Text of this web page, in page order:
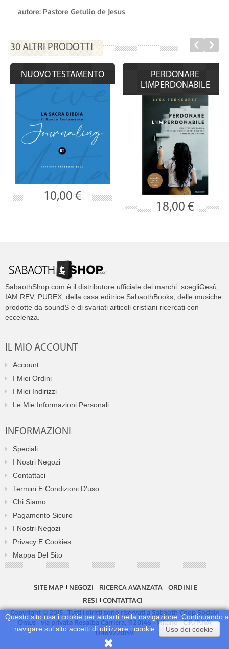
Questo sito usa i cookie per aiutarti nella navigazione. Continuando a
navigare sul sito accetti di utilizzare i cookie.
Uso dei cookie
autore: Pastore Getulio de Jesus
30 ALTRI PRODOTTI
NUOVO TESTAMENTO
10,00 €
PERDONARE
L'IMPERDONABILE
18,00 €
SabaothShop.com è il distributore ufficiale dei marchi: scegliGesù,
IAM REV, PUREX, della casa editrice SabaothBooks, delle musiche
prodotte da soundS e di svariati articoli cristiani ricercati con
eccelenza.
IL MIO ACCOUNT
Account
I Miei Ordini
I Miei Indirizzi
Le Mie Informazioni Personali
INFORMAZIONI
Speciali
I Nostri Negozi
Contattaci
Termini E Condizioni D'uso
Chi Siamo
Pagamento Sicuro
I Nostri Negozi
Privacy E Cookies
Mappa Del Sito
SITE MAP NEGOZI RICERCA AVANZATA
ORDINI E
RESI
CONTATTACI
Copyright © 2015 . Tutti i diritti sono riservati a Sabaoth Coop Sociale
Onlus - via privata Rosalba Carriera, 11 20146 - Milano - C.F./P.IVA
13469220159